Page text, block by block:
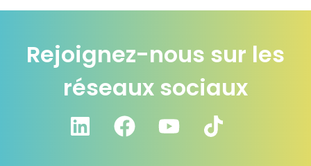
Rejoignez-nous sur les
réseaux sociaux